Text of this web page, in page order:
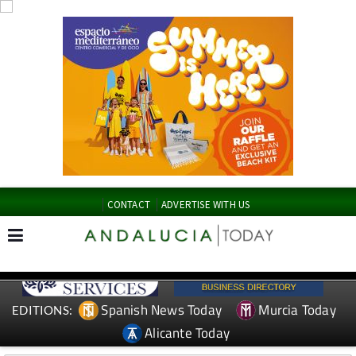
CONTACT ADVERTISE WITH US
EDITIONS: Spanish News Today
Murcia Today
Alicante Today